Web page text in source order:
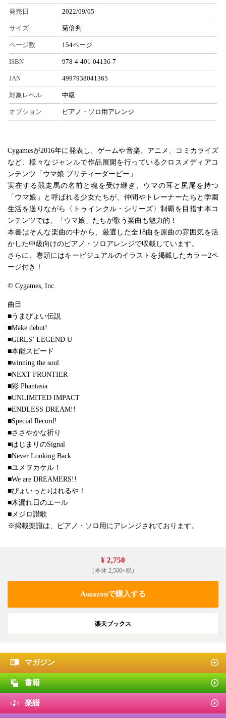
発売日 2022/09/05
サイズ 菊倍判
ページ数 154ページ
ISBN 978-4-401-04136-7
JAN 4997938041365
対象レベル 中級
オプション ピアノ・ソロ用アレンジ
Cygamesが2016年に発表し、ゲームや音楽、アニメ、コミカライズ
など、様々なジャンルで作品展開を行っているクロスメディアコ
ンテンツ「ウマ娘 プリティーダービー」
実在する競走馬の名前と魂を受け継ぎ、ウマの耳と尻尾を持つ
「ウマ娘」と呼ばれる少女たちが、仲間やトレーナーたちと学園
生活を送りながら〈トゥインクル・シリーズ〉制覇を目指す本コ
ンテンツでは、「ウマ娘」たちが歌う楽曲も魅力的！
本書はそんな楽曲の中から、厳選した全18曲を原曲の雰囲気を活
かした中級向けのピアノ・ソロアレンジで収載しています。
さらに、巻頭にはキービジュアルのイラストを掲載したカラー2ペ
ージ付き！
© Cygames, Inc.
曲目
■うまぴょい伝説
■Make debut!
■GIRLS’ LEGEND U
■本能スピード
■winning the soul
■NEXT FRONTIER
■彩 Phantasia
■UNLIMITED IMPACT
■ENDLESS DREAM!!
■Special Record!
■ささやかな祈り
■はじまりのSignal
■Never Looking Back
■ユメヲカケル！
■We are DREAMERS!!
■ぴょいっと♪はれるや！
■木漏れ日のエール
■メジロ讃歌
※掲載楽譜は、ピアノ・ソロ用にアレンジされております。
¥ 2,750
（本体 2,500+税）
Amazonで購入する
楽天ブックス
マガジン
書籍
楽譜